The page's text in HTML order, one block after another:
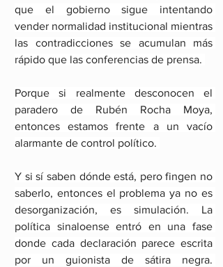
que el gobierno sigue intentando
vender normalidad institucional mientras
las contradicciones se acumulan más
rápido que las conferencias de prensa.
Porque si realmente desconocen el
paradero de Rubén Rocha Moya,
entonces estamos frente a un vacío
alarmante de control político.
Y si sí saben dónde está, pero fingen no
saberlo, entonces el problema ya no es
desorganización, es simulación. La
política sinaloense entró en una fase
donde cada declaración parece escrita
por un guionista de sátira negra.